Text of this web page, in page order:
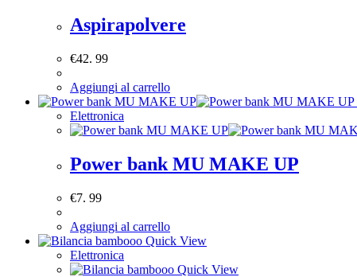
Aspirapolvere
€42. 99
Aggiungi al carrello
Elettronica
Power bank MU MAKE UP
€7. 99
Aggiungi al carrello
Quick View
Elettronica
Quick View